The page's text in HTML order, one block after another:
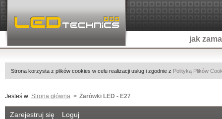
jak
Strona korzysta z plików cookies w celu realizacji usług i zgodnie z Polityką Plików
Jesteś w: Strona główna Żarówki LED - E27
Zarejestruj się Loguj